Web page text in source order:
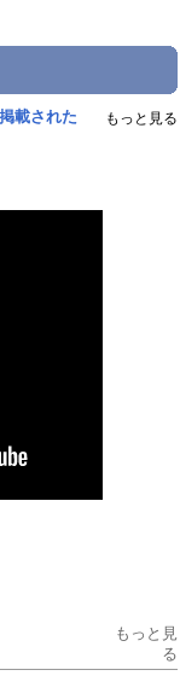
載された もっと見る
もっと見
る